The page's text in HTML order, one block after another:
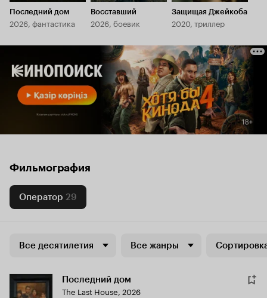
Последний дом
2026, фантастика
Восставший
2026, боевик
Защищая Джейкоба
2020, триллер
Фильмография
Оператор 29
Все десятилетия Все жанры
Последний дом
The Last House, 2026